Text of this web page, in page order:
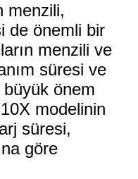
menzili,
de önemli bir
menzili ve
süresi ve
büyük önem
modelinin
süresi,
göre